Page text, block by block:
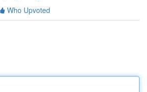
Who Upvoted